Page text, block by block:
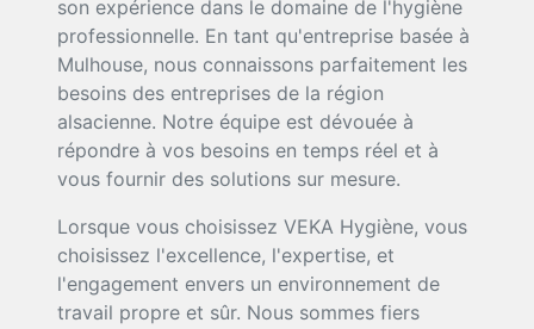
son expérience dans le domaine de l'hygiène
professionnelle. En tant qu'entreprise basée à
Mulhouse, nous connaissons parfaitement les
besoins des entreprises de la région
alsacienne. Notre équipe est dévouée à
répondre à vos besoins en temps réel et à
vous fournir des solutions sur mesure.
Lorsque vous choisissez VEKA Hygiène, vous
choisissez l'excellence, l'expertise, et
l'engagement envers un environnement de
travail propre et sûr. Nous sommes fiers